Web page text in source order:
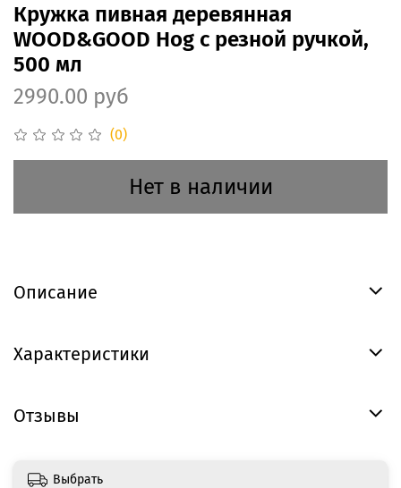
(0)
Кружка пивная деревянная
WOOD&GOOD Hog с резной ручкой,
500 мл
2990.00 руб
Нет в наличии
Описание
Характеристики
Отзывы
Выбрать